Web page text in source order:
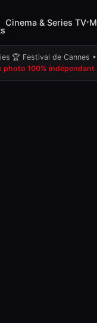
Cinema & Series TV▾
·🏆 Festival de Cannes
100%